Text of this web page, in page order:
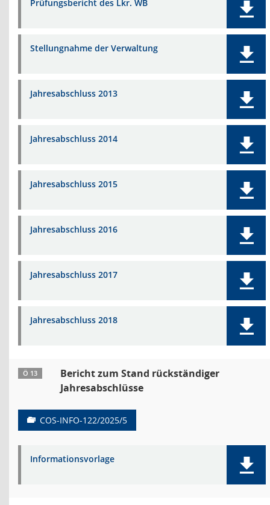
Prüfungsbericht des Lkr. WB
Stellungnahme der Verwaltung
Jahresabschluss 2013
Jahresabschluss 2014
Jahresabschluss 2015
Jahresabschluss 2016
Jahresabschluss 2017
Jahresabschluss 2018
Ö 13
Bericht zum Stand rückständiger
Jahresabschlüsse
COS-INFO-122/2025/5
Informationsvorlage